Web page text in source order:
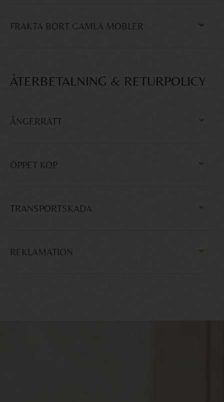
FRAKTA BORT GAMLA MÖBLER
ÅTERBETALNING & RETURPOLICY
ÅNGERRÄTT
ÖPPET KÖP
TRANSPORTSKADA
REKLAMATION